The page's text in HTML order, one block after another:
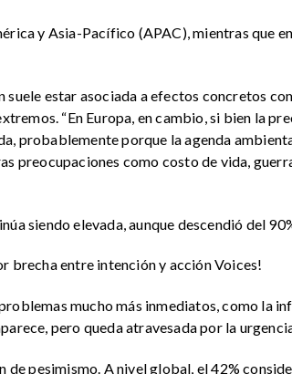
y Asia-Pacífico (APAC), mientras que
estar asociada a efectos concretos
“En Europa, en cambio, si bien la
probablemente porque la agenda
preocupaciones como costo de vida,
siendo elevada, aunque descendió del
brecha entre intención y acción Voices!
mucho más inmediatos, como la
pero queda atravesada por la
pesimismo. A nivel global, el 42%